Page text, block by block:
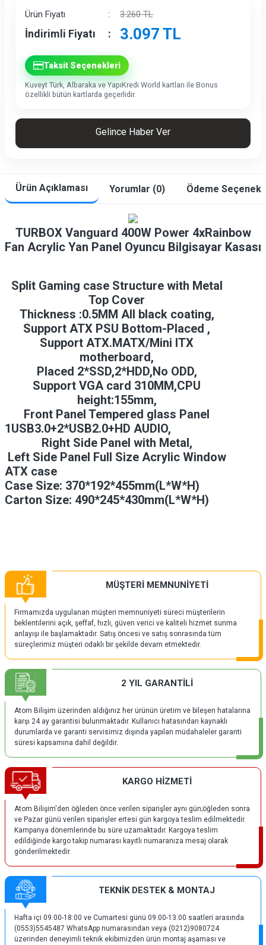
Ürün Fiyatı : 3.260TL
İndirimli Fiyatı : 3.097 TL
Taksit Seçenekleri
Kuveyt Türk, Albaraka ve YapıKredi World kartları ile Bonus
özellikli bütün kartlarda geçerlidir.
Gelince Haber Ver
Ürün Açıklaması Yorumlar (0) Ödeme
TURBOX Vanguard 400W Power 4xRainbow
Fan Acrylic Yan Panel Oyuncu Bilgisayar Kasası
Split Gaming case Structure with Metal
Top Cover
Thickness :0.5MM All black coating,
Support ATX PSU Bottom-Placed ,
Support ATX.MATX/Mini ITX
motherboard,
Placed 2*SSD,2*HDD,No ODD,
Support VGA card 310MM,CPU
height:155mm,
Front Panel Tempered glass Panel
1USB3.0+2*USB2.0+HD AUDIO,
Right Side Panel with Metal,
Left Side Panel Full Size Acrylic Window
ATX case
Case Size: 370*192*455mm(L*W*H)
Carton Size: 490*245*430mm(L*W*H)
MÜŞTERİ MEMNUNİYETİ
Firmamızda uygulanan müşteri memnuniyeti süreci müşterilerin
beklentilerini açık, şeffaf, hızlı, güven verici ve kaliteli hizmet sunma
anlayışı ile başlamaktadır. Satış öncesi ve satış sonrasında tüm
süreçlerimiz müşteri odaklı bir şekilde devam etmektedir.
2 YIL GARANTİLİ
Atom Bilişim üzerinden aldığınız her ürünün üretim ve bileşen hatalarına
karşı 24 ay garantisi bulunmaktadır. Kullanıcı hatasından kaynaklı
durumlarda ve garanti servisimiz dışında yapılan müdahaleler garanti
süresi kapsamına dahil değildir.
KARGO HİZMETİ
Atom Bilişim'den öğleden önce verilen siparişler aynı gün;öğleden sonra
ve Pazar günü verilen siparişler ertesi gün kargoya teslim edilmektedir.
Kampanya dönemlerinde bu süre uzamaktadır. Kargoya teslim
edildiğinde kargo takip numarası kayıtlı numaranıza mesaj olarak
gönderilmektedir.
TEKNİK DESTEK & MONTAJ
Hafta içi 09:00-18:00 ve Cumartesi günü 09:00-13:00 saatleri arasında
(0553)5545487 WhatsApp numarasından veya (0212)9080724
üzerinden deneyimli teknik ekibimizden ürün montaj aşaması ve